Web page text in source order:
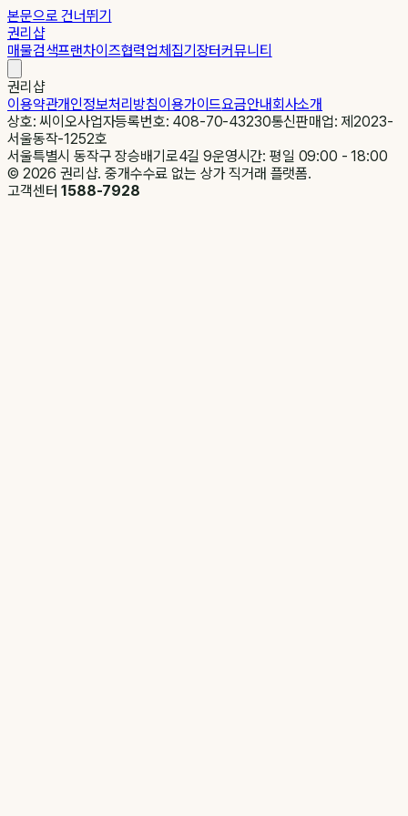
본문으로 건너뛰기
권리샵
매물검색프랜차이즈협력업체집기장터커뮤니티
권리샵
이용약관개인정보처리방침이용가이드요금안내회사소개
상호: 씨이오사업자등록번호: 408-70-43230통신판매업: 제2023-
서울동작-1252호
서울특별시 동작구 장승배기로4길 9운영시간: 평일 09:00 - 18:00
© 2026 권리샵. 중개수수료 없는 상가 직거래 플랫폼.
고객센터1588-7928